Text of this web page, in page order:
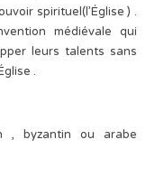
spirituel(l’Église ) .
médiévale qui
leurs talents sans
.
, byzantin ou arabe